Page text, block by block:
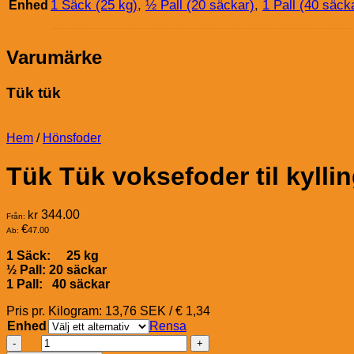
Enhed 1 Säck (25 kg), ½ Pall (20 säckar), 1 Pall (40
Varumärke
Tük tük
Hem / Hönsfoder
Tük Tük voksefoder til
Från: kr 344.00
Ab: €47.00
1 Säck: 25 kg
½ Pall: 20 säckar
1 Pall: 40 säckar
Pris pr. Kilogram: 13,76 SEK / € 1,34
Enhed
Rensa
Tük